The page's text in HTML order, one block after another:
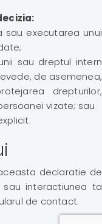
executarea unui
sau dreptul intern
de asemenea,
drepturilor,
vizate; sau
declaratie de
sau interactiunea ta
de contact.